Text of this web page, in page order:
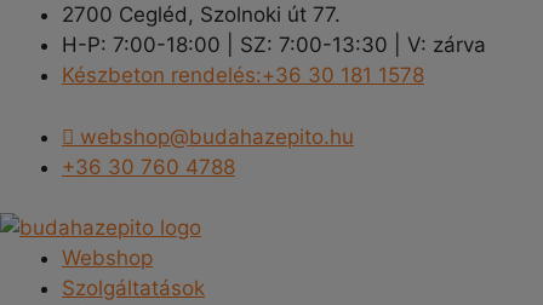
Kilépés
tartalomba
2700 Cegléd, Szolnoki út 77.
H-P: 7:00-18:00 | SZ: 7:00-13:30 | V: zárva
Készbeton rendelés:+36 30 181 1578
webshop@budahazepito.hu
+36 30 760 4788
Webshop
Szolgáltatások